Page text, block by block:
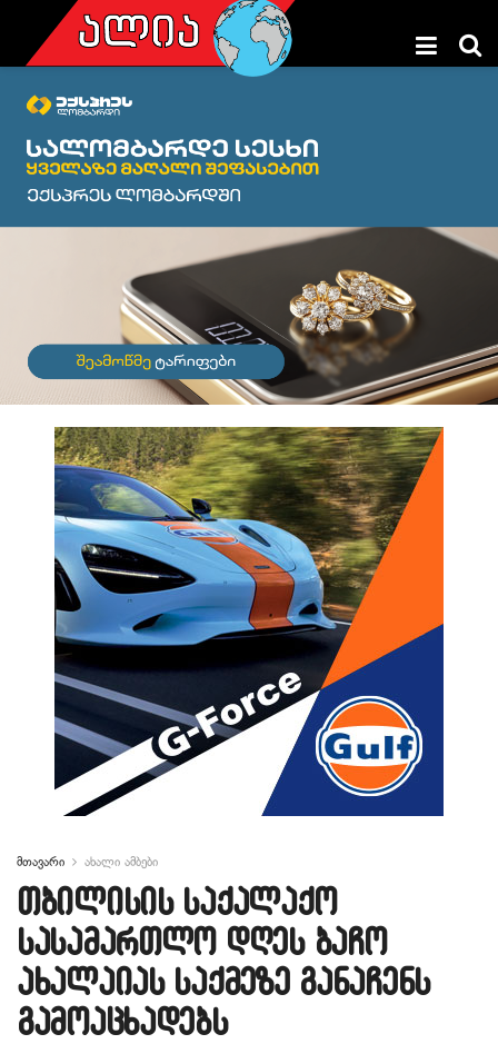
მთავარი ახალი ამბები
თბილისის საქალაქო
სასამართლო დღეს ბაჩო
ახალაიას საქმეზე განაჩენს
გამოაცხადებს